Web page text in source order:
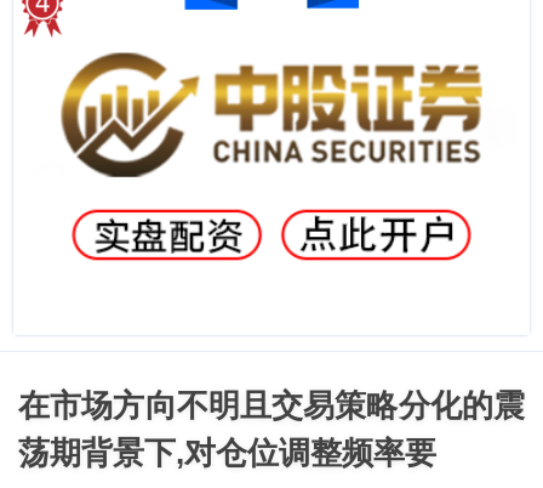
在市场方向不明且交易策略分化的震
荡期背景下,对仓位调整频率要